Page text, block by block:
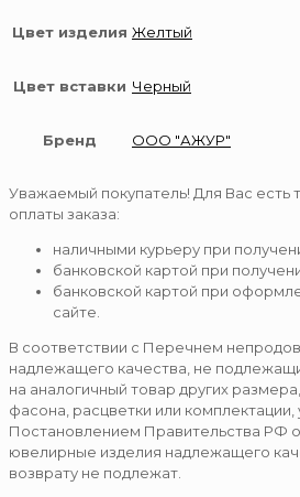
Цвет изделия Желтый
Цвет вставки Черный
Бренд ООО "АЖУР"
Уважаемый покупатель! Для Вас есть
оплаты заказа:
наличными курьеру при
банковской картой при
банковской картой при
сайте.
В соответствии с Перечнем
надлежащего качества, не
на аналогичный товар других
фасона, расцветки или
Постановлением Правительства РФ
ювелирные изделия надлежащего
возврату не подлежат.